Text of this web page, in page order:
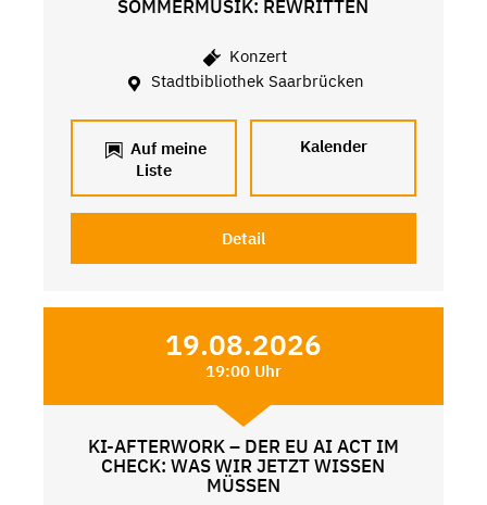
SOMMERMUSIK: REWRITTEN
Konzert
Stadtbibliothek Saarbrücken
Auf meine
Liste
Kalender
Detail
19.08.2026
19:00 Uhr
KI-AFTERWORK – DER EU AI ACT IM
CHECK: WAS WIR JETZT WISSEN
MÜSSEN